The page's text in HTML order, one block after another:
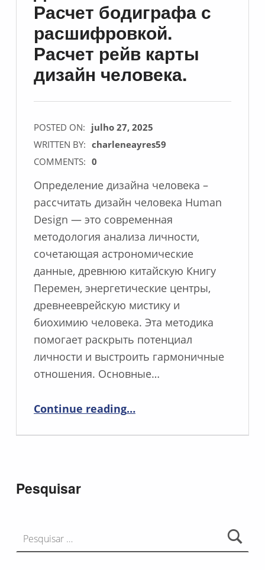
Расчет бодиграфа с
расшифровкой.
Расчет рейв карты
дизайн человека.
POSTED ON: julho 27, 2025
WRITTEN BY: charleneayres59
COMMENTS: 0
Определение дизайна человека –
рассчитать дизайн человека Human
Design — это современная
методология анализа личности,
сочетающая астрономические
данные, древнюю китайскую Книгу
Перемен, энергетические центры,
древнееврейскую мистику и
биохимию человека. Эта методика
помогает раскрыть потенциал
личности и выстроить гармоничные
отношения. Основные…
Continue reading“Дизайн человека.. Расчет бодиграфа с расшифровкой. Расчет рейв карты дизайн человека.”
…
Pesquisar